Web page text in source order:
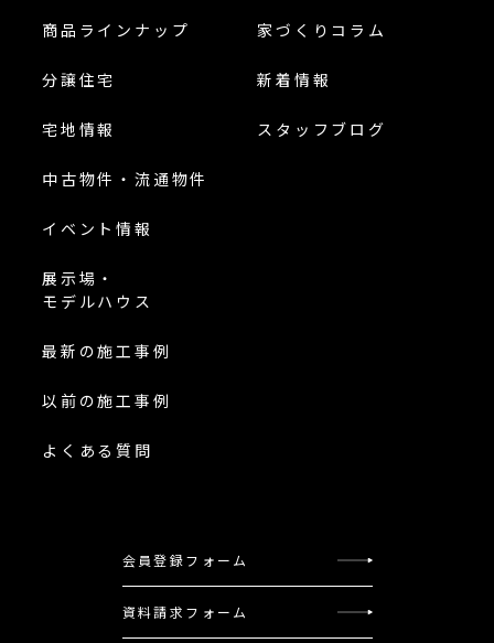
商品ラインナップ
分譲住宅
宅地情報
中古物件・流通物件
イベント情報
展示場・
モデルハウス
最新の施工事例
以前の施工事例
よくある質問
家づくりコラム
新着情報
スタッフブログ
会員登録フォーム
資料請求フォーム